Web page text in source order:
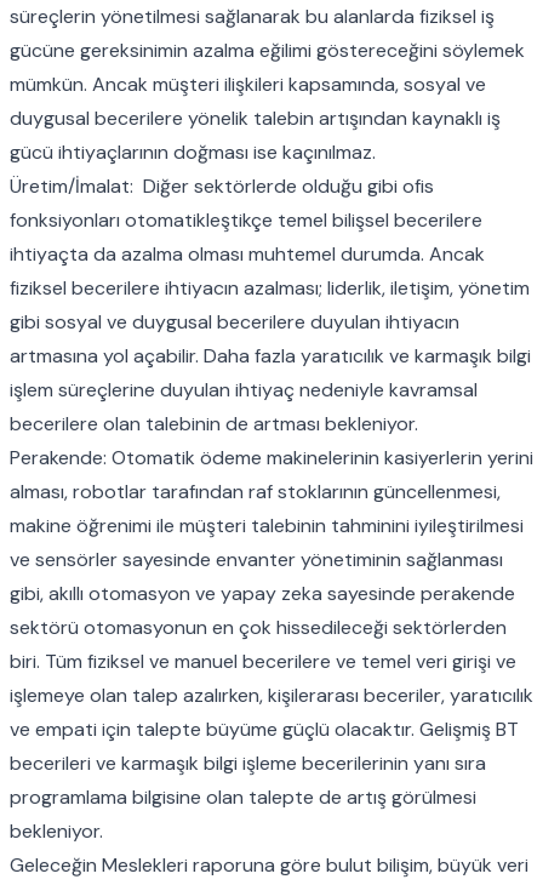
süreçlerin yönetilmesi sağlanarak bu alanlarda fiziksel iş
gücüne gereksinimin azalma eğilimi göstereceğini söylemek
mümkün. Ancak müşteri ilişkileri kapsamında, sosyal ve
duygusal becerilere yönelik talebin artışından kaynaklı iş
gücü ihtiyaçlarının doğması ise kaçınılmaz.
Üretim/İmalat: Diğer sektörlerde olduğu gibi ofis
fonksiyonları otomatikleştikçe temel bilişsel becerilere
ihtiyaçta da azalma olması muhtemel durumda. Ancak
fiziksel becerilere ihtiyacın azalması; liderlik, iletişim, yönetim
gibi sosyal ve duygusal becerilere duyulan ihtiyacın
artmasına yol açabilir. Daha fazla yaratıcılık ve karmaşık bilgi
işlem süreçlerine duyulan ihtiyaç nedeniyle kavramsal
becerilere olan talebinin de artması bekleniyor.
Perakende: Otomatik ödeme makinelerinin kasiyerlerin yerini
alması, robotlar tarafından raf stoklarının güncellenmesi,
makine öğrenimi ile müşteri talebinin tahminini iyileştirilmesi
ve sensörler sayesinde envanter yönetiminin sağlanması
gibi, akıllı otomasyon ve yapay zeka sayesinde perakende
sektörü otomasyonun en çok hissedileceği sektörlerden
biri. Tüm fiziksel ve manuel becerilere ve temel veri girişi ve
işlemeye olan talep azalırken, kişilerarası beceriler, yaratıcılık
ve empati için talepte büyüme güçlü olacaktır. Gelişmiş BT
becerileri ve karmaşık bilgi işleme becerilerinin yanı sıra
programlama bilgisine olan talepte de artış görülmesi
bekleniyor.
Geleceğin Meslekleri raporuna göre bulut bilişim, büyük veri